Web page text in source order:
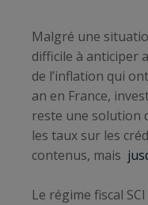
Malgré une
difficile à anticiper
de l’inflation qui
an en France,
reste une solution
les taux sur les
contenus, mais
Le régime fiscal